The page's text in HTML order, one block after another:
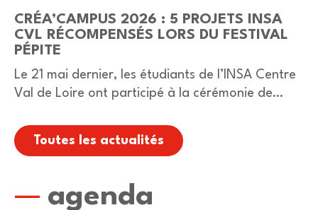
CRÉA’CAMPUS 2026 : 5 PROJETS INSA
CVL RÉCOMPENSÉS LORS DU FESTIVAL
PÉPITE
Le 21 mai dernier, les étudiants de l’INSA Centre
Val de Loire ont participé à la cérémonie de
Bourges dans le cadre du…
Toutes les actualités
agenda